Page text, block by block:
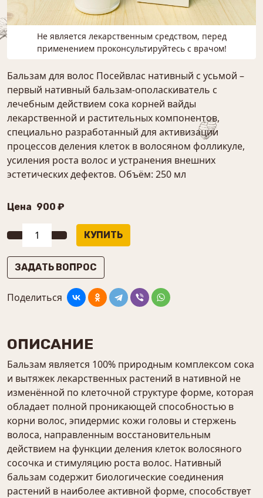
Не является лекарственным средством, перед
применением проконсультируйтесь с врачом!
Бальзам для волос Посейвлас нативный с усьмой –
первый нативный бальзам-ополаскиватель с
лечебным действием сока корней вайды
лекарственной и растительных компонентов,
специально разработанный для активизации
процессов деления клеток в волосяном фолликуле,
усиления роста волос и устранения внешних
эстетических дефектов. Объём: 250 мл
Цена 900 ₽
ЗАДАТЬ ВОПРОС
Поделиться
ОПИСАНИЕ
Бальзам является 100% природным комплексом сока
и вытяжек лекарственных растений в нативной не
изменённой по клеточной структуре форме, которая
обладает полной проникающей способностью в
корни волос, эпидермис кожи головы и стержень
волоса, направленным восстановительным
действием на функции деления клеток волосяного
сосочка и стимуляцию роста волос. Нативный
бальзам содержит биологические соединения
растений в наиболее активной форме, способствует